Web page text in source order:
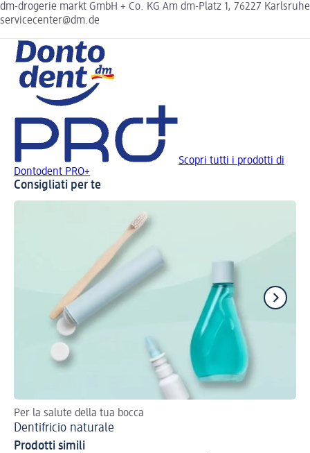
dm-drogerie markt GmbH + Co. KG Am dm-Platz 1, 76227 Karlsruhe
servicecenter@dm.de
Scopri tutti i prodotti di
Dontodent PRO+
Consigliati per te
Per la salute della tua bocca
Dentifricio naturale
Prodotti simili